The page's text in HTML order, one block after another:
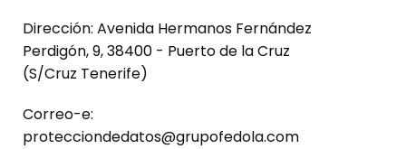
Dirección: Avenida Hermanos Fernández
Perdigón, 9, 38400 - Puerto de la Cruz
(S/Cruz Tenerife)
Correo-e:
protecciondedatos@grupofedola.com